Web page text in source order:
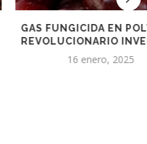
FUNGICIDA EN POLVO, EL
INVENTO...
16 enero, 2025